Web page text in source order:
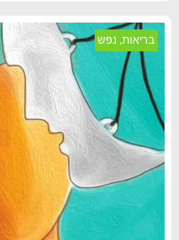
בריאות, נפש